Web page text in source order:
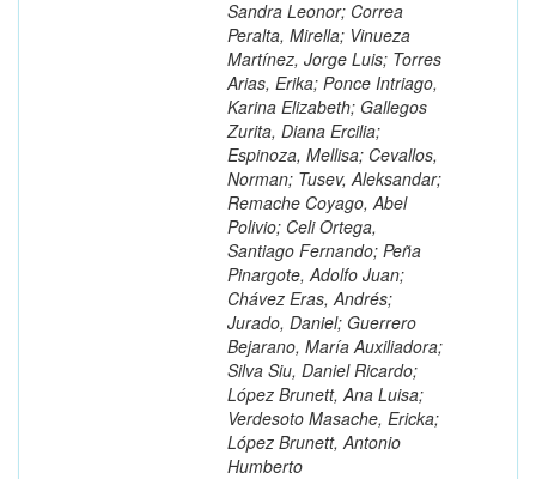
Sandra Leonor; Correa
Peralta, Mirella; Vinueza
Martínez, Jorge Luis; Torres
Arias, Erika; Ponce Intriago,
Karina Elizabeth; Gallegos
Zurita, Diana Ercilia;
Espinoza, Mellisa; Cevallos,
Norman; Tusev, Aleksandar;
Remache Coyago, Abel
Polivio; Celi Ortega,
Santiago Fernando; Peña
Pinargote, Adolfo Juan;
Chávez Eras, Andrés;
Jurado, Daniel; Guerrero
Bejarano, María Auxiliadora;
Silva Siu, Daniel Ricardo;
López Brunett, Ana Luisa;
Verdesoto Masache, Ericka;
López Brunett, Antonio
Humberto